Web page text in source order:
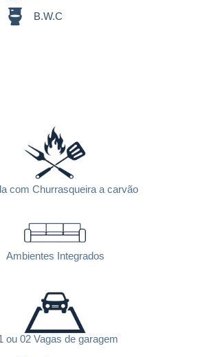
B.W.C
com Churrasqueira a carvão
Ambientes Integrados
ou 02 Vagas de garagem